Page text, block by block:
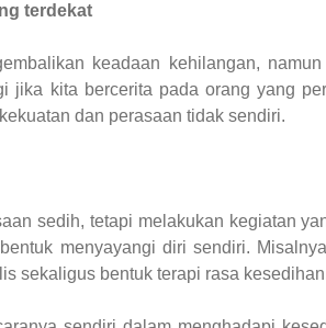
terdekat
keadaan kehilangan,
jika kita bercerita pada orang yang
dan perasaan tidak sendiri.
sedih, tetapi melakukan kegiatan
menyayangi diri sendiri.
sekaligus bentuk terapi rasa